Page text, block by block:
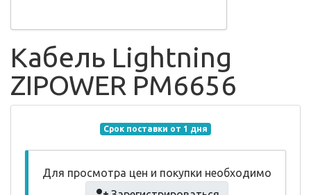
Кабель Lightning
ZIPOWER PM6656
Срок поставки от 1 дня
Для просмотра цен и покупки необходимо